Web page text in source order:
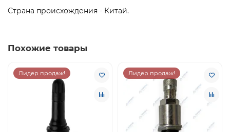
Страна происхождения - Китай.
Похожие товары
Лидер продаж! Лидер продаж!